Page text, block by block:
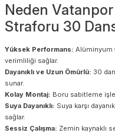
Neden Vatanpor
Straforu 30
Yüksek Performans: Alüminyum
verimliliği sağlar.
Dayanıklı ve Uzun Ömürlü: 30
sunar.
Kolay Montaj: Boru sabitleme
Suya Dayanıklı: Suya karşı
sağlar.
Sessiz Çalışma: Zemin kaynaklı